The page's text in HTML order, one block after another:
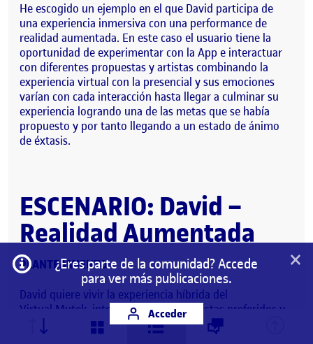
He escogido un ejemplo en el que David participa de
una experiencia inmersiva con una performance de
realidad aumentada. En este caso el usuario tiene la
oportunidad de experimentar con la App e interactuar
con diferentes propuestas y artistas combinando la
experiencia virtual con la presencial y sus emociones
varían con cada interacción hasta llegar a culminar su
experiencia logrando una de las metas que se había
propuesto y por tanto llegando a un estado de ánimo
de éxtasis.
ESCENARIO: David –
Realidad Aumentada
PLANTEAMIENTO:
David quiere vivir la experiencia híbrida del
Virtual.Mutek, interactuar con sus artistas preferidos y
conseguir contenidos para su sección sobre eventos en
el periódico. Desde la sala Apolo de Barcelona donde
Información
¿Eres parte de la comunidad? Accede
para ver más publicaciones.
Acceder
×